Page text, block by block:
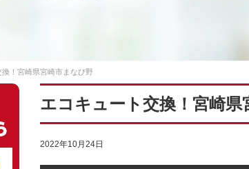
換！宮崎県宮崎市まなび野
エコキュート交換！宮崎県
2022年10月24日